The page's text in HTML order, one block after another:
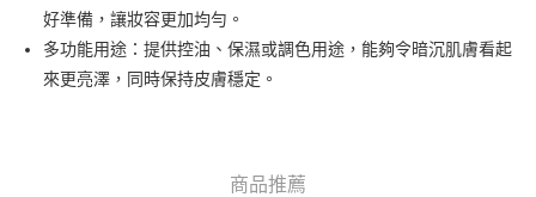
PayMe
WeChat Pay
銀行匯款 請將存款存到以下銀行帳戶，並於存款單據寫上訂單編號後電郵至
eshop@colourmix-cosmetics.com** **我們不會處理沒有提供存款單據的訂
好準備，讓妝容更加均勻。
多功能用途：提供控油、保濕或調色用途，能夠令暗沉肌膚看起
來更亮澤，同時保持皮膚穩定。
商品推薦